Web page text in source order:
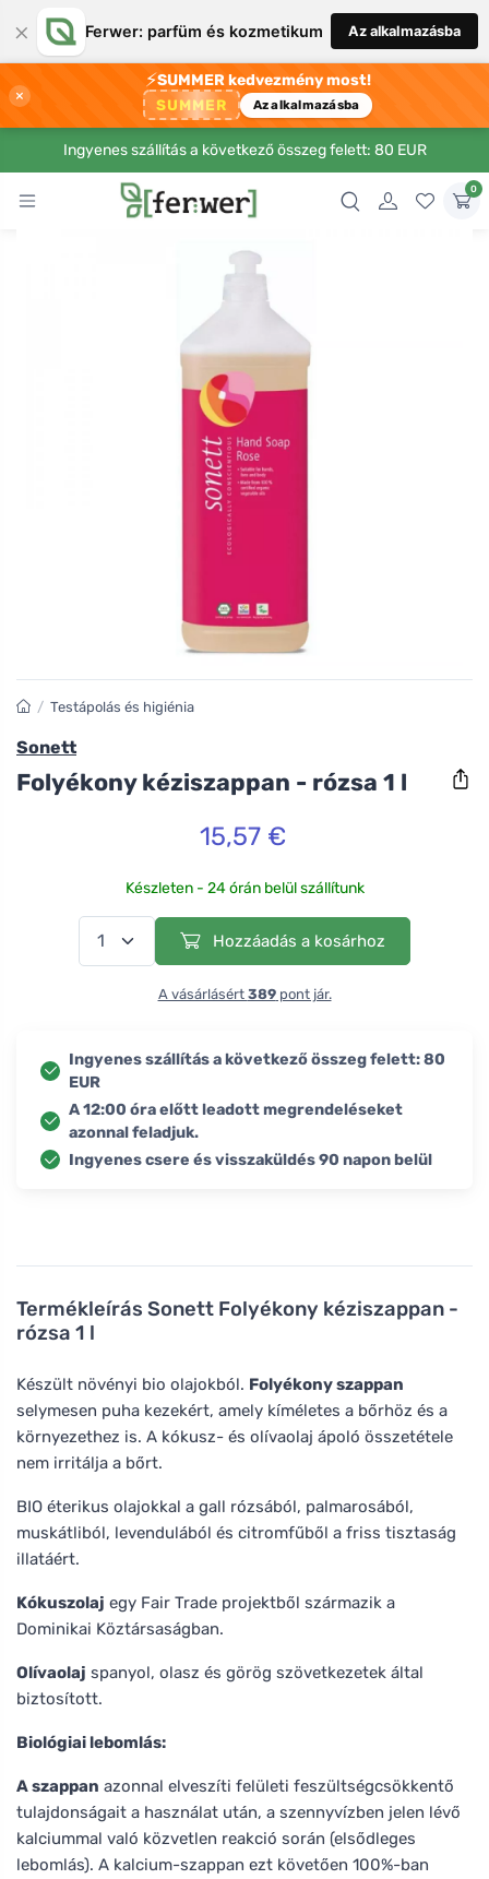
× Ferwer: parfüm és kozmetikum Az alkalmazásba
×
⚡SUMMER kedvezmény most!
SUMMER Az alkalmazásba
Ingyenes szállítás a következő összeg felett: 80 EUR
0
Termékleírás Sonett Folyékony kéziszappan -
rózsa 1 l
Készült növényi bio olajokból. Folyékony szappan
selymesen puha kezekért, amely kíméletes a bőrhöz és a
környezethez is. A kókusz- és olívaolaj ápoló összetétele
nem irritálja a bőrt.
BIO éterikus olajokkal a gall rózsából, palmarosából,
muskátliból, levendulából és citromfűből a friss tisztaság
illatáért.
Kókuszolaj egy Fair Trade projektből származik a
Dominikai Köztársaságban.
Olívaolaj spanyol, olasz és görög szövetkezetek által
biztosított.
Biológiai lebomlás:
A szappan azonnal elveszíti felületi feszültségcsökkentő
tulajdonságait a használat után, a szennyvízben jelen lévő
kalciummal való közvetlen reakció során (elsődleges
lebomlás). A kalcium-szappan ezt követően 100%-ban
/ Testápolás és higiénia
Sonett
Folyékony kéziszappan - rózsa 1 l
15,57 €
Készleten - 24 órán belül szállítunk
Hozzáadás a kosárhoz
A vásárlásért 389pont jár.
Ingyenes szállítás a következő összeg felett: 80
EUR
A 12:00 óra előtt leadott megrendeléseket
azonnal feladjuk.
Ingyenes csere és visszaküldés 90 napon belül